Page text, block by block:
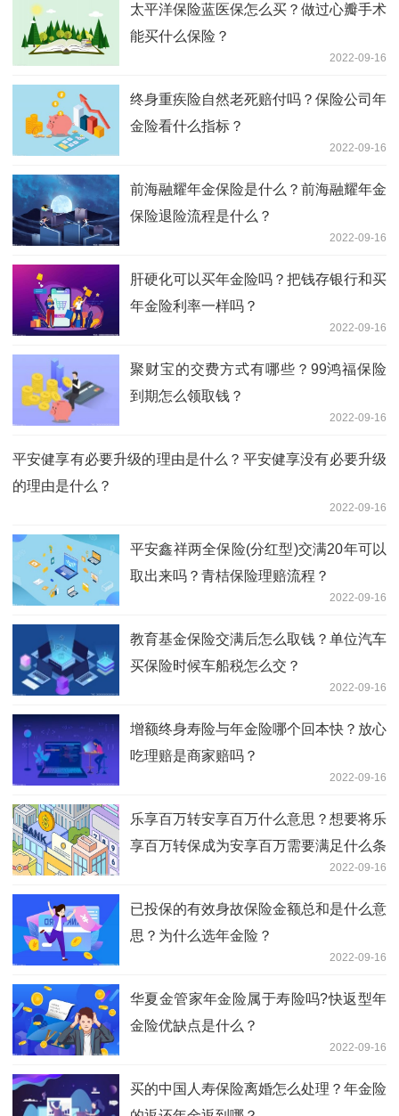
太平洋保险蓝医保怎么买？做过心瓣手术
能买什么保险？
2022-09-16
终身重疾险自然老死赔付吗？保险公司年
金险看什么指标？
2022-09-16
前海融耀年金保险是什么？前海融耀年金
保险退险流程是什么？
2022-09-16
肝硬化可以买年金险吗？把钱存银行和买
年金险利率一样吗？
2022-09-16
聚财宝的交费方式有哪些？99鸿福保险
到期怎么领取钱？
2022-09-16
平安健享有必要升级的理由是什么？平安健享没有必要升级
的理由是什么？
2022-09-16
平安鑫祥两全保险(分红型)交满20年可以
取出来吗？青桔保险理赔流程？
2022-09-16
教育基金保险交满后怎么取钱？单位汽车
买保险时候车船税怎么交？
2022-09-16
增额终身寿险与年金险哪个回本快？放心
吃理赔是商家赔吗？
2022-09-16
乐享百万转安享百万什么意思？想要将乐
享百万转保成为安享百万需要满足什么条
2022-09-16
已投保的有效身故保险金额总和是什么意
思？为什么选年金险？
2022-09-16
华夏金管家年金险属于寿险吗?快返型年
金险优缺点是什么？
2022-09-16
买的中国人寿保险离婚怎么处理？年金险